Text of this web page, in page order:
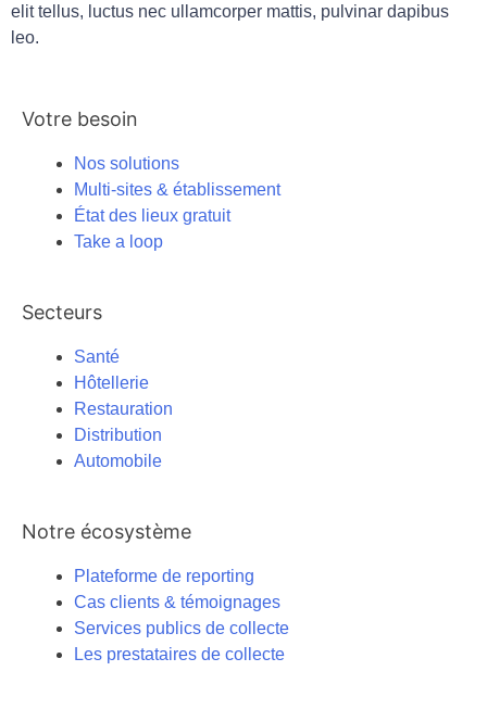
elit tellus, luctus nec ullamcorper mattis, pulvinar dapibus
leo.
Votre besoin
Nos solutions
Multi-sites & établissement
État des lieux gratuit
Take a loop
Secteurs
Santé
Hôtellerie
Restauration
Distribution
Automobile
Notre écosystème
Plateforme de reporting
Cas clients & témoignages
Services publics de collecte
Les prestataires de collecte